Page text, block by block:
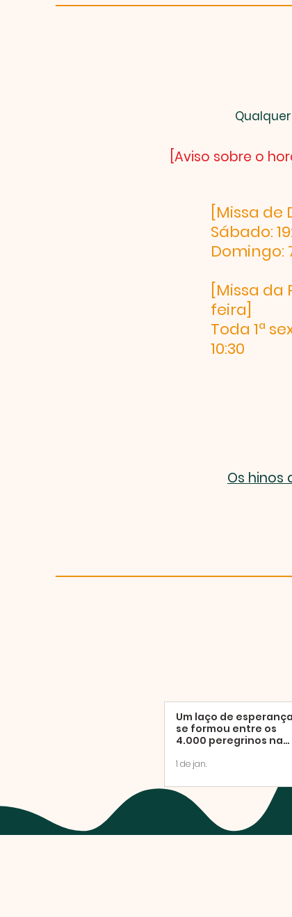
[Aviso sobre o
[Missa de
Sábado:
Domingo:
[Missa da
feira]
Toda 1ª
10:30
Os hinos
Um laço de esperança
se formou entre os
4.000 peregrinos na
encerramento do Ano
1 de jan.